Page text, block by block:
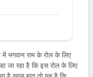
भगवान राम के रोल के लिए
जा रहा है कि इस रोल के लिए